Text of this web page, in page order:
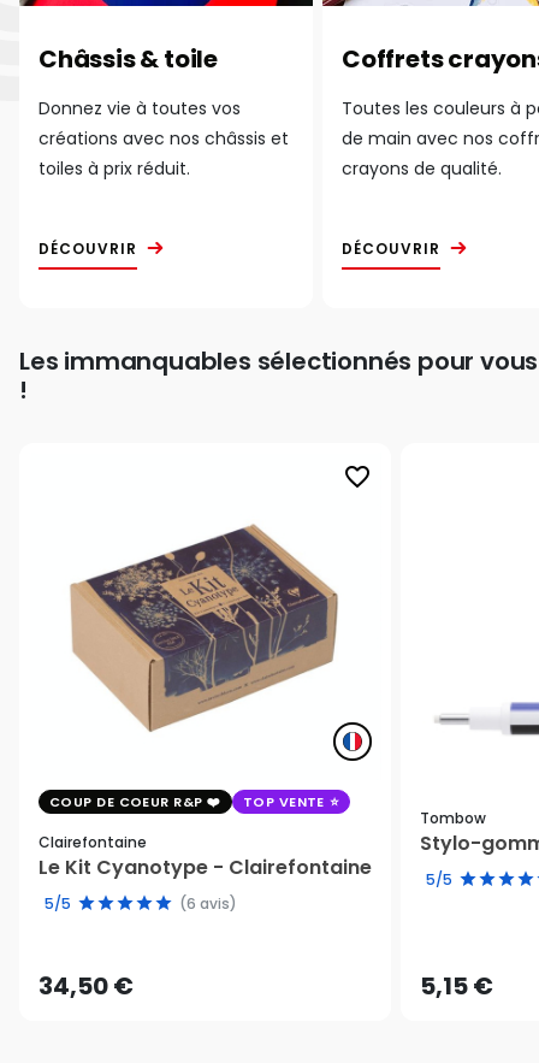
Châssis & toile
Donnez vie à toutes vos
créations avec nos châssis et
toiles à prix réduit.
DÉCOUVRIR
Coffrets
Toutes les couleurs à
de main avec nos
crayons de qualité.
DÉCOUVRIR
Les immanquables sélectionnés pour vous
!
favorite_border
COUP DE COEUR R&P TOP VENTE
Clairefontaine
Le Kit Cyanotype - Clairefontaine
5/5 (6 avis)
34,50 €
Tombow
Stylo-
5/5
5,15 €